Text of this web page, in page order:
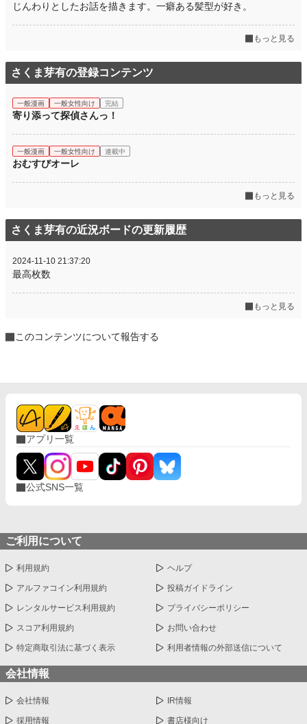
じんわりとしたお話を描きます。一癖ある髪型が好き。
もっと見る
さくま芽有の登録コンテンツ
一般漫画 一般女性向け 完結
寄り添って探偵さんっ！
一般漫画 一般女性向け 連載中
おむすびオーレ
もっと見る
さくま芽有の近況ボードの更新履歴
2024-11-10 21:37:20
最高枚数
もっと見る
このコンテンツについて報告する
アプリ一覧
公式SNS一覧
ご利用について
利用規約 ヘルプ
アルファコイン利用規約 投稿ガイドライン
レンタルサービス利用規約 プライバシーポリシー
スコア利用規約 お問い合わせ
特定商取引法に基づく表示 利用者情報の外部送信について
会社情報
会社情報 IR情報
採用情報 書店様向け